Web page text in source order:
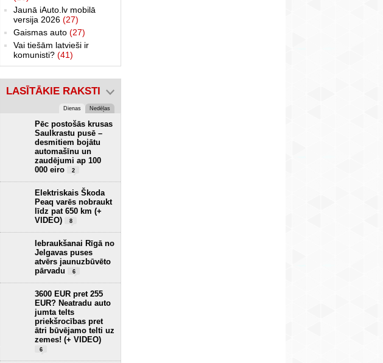
Jaunā iAuto.lv mobilā
versija 2026 (27)
Gaismas auto (27)
Vai tiešām latvieši ir
komunisti? (41)
LASĪTĀKIE RAKSTI
Dienas Nedēļas
Pēc postošās krusas
Saulkrastu pusē –
desmitiem bojātu
automašīnu un
zaudējumi ap 100
000 eiro
2
Elektriskais Škoda
Peaq varēs nobraukt
līdz pat 650 km (+
VIDEO)
8
Iebraukšanai Rīgā no
Jelgavas puses
atvērs jaunuzbūvēto
pārvadu
6
3600 EUR pret 255
EUR? Neatradu auto
jumta telts
priekšrocības pret
ātri būvējamo telti uz
zemes! (+ VIDEO)
6